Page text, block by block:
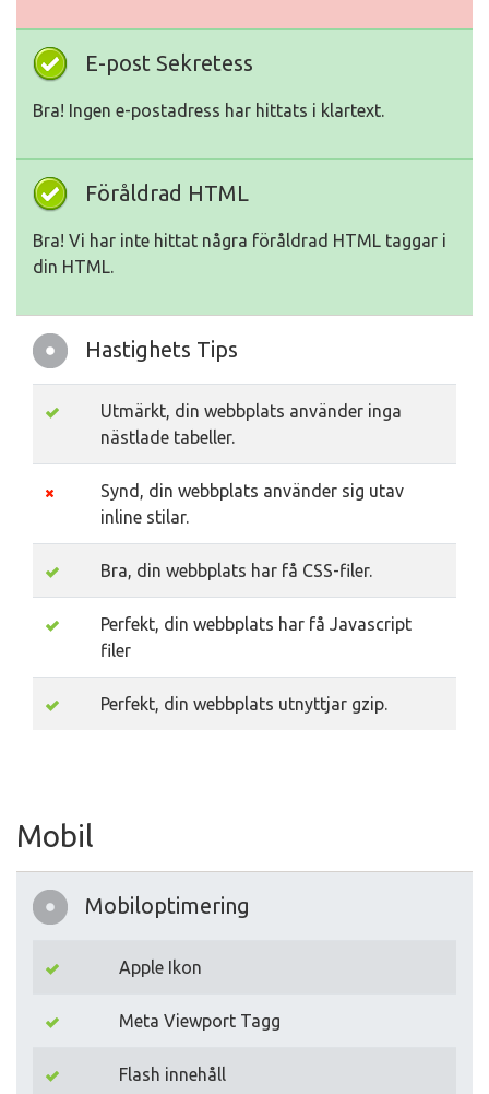
E-post Sekretess
Bra! Ingen e-postadress har hittats i klartext.
Föråldrad HTML
Bra! Vi har inte hittat några föråldrad HTML taggar i
din HTML.
Hastighets Tips
Utmärkt, din webbplats använder inga
nästlade tabeller.
Synd, din webbplats använder sig utav
inline stilar.
Bra, din webbplats har få CSS-filer.
Perfekt, din webbplats har få Javascript
filer
Perfekt, din webbplats utnyttjar gzip.
Mobil
Mobiloptimering
Apple Ikon
Meta Viewport Tagg
Flash innehåll